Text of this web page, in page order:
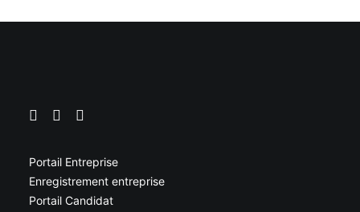
Portail Entreprise
Enregistrement entreprise
Portail Candidat